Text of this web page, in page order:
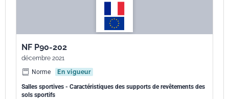
NF P90-202
décembre 2021
Norme
En vigueur
Salles sportives - Caractéristiques des supports de revêtements des
sols sportifs